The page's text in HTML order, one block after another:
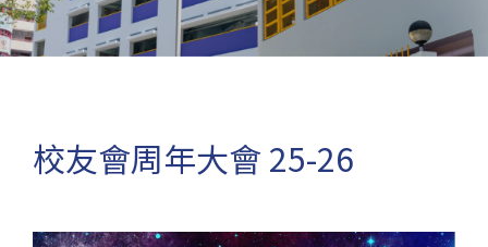
校友會周年大會 25-26